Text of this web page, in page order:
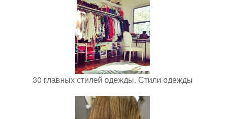
30 главных стилей одежды. Стили одежды